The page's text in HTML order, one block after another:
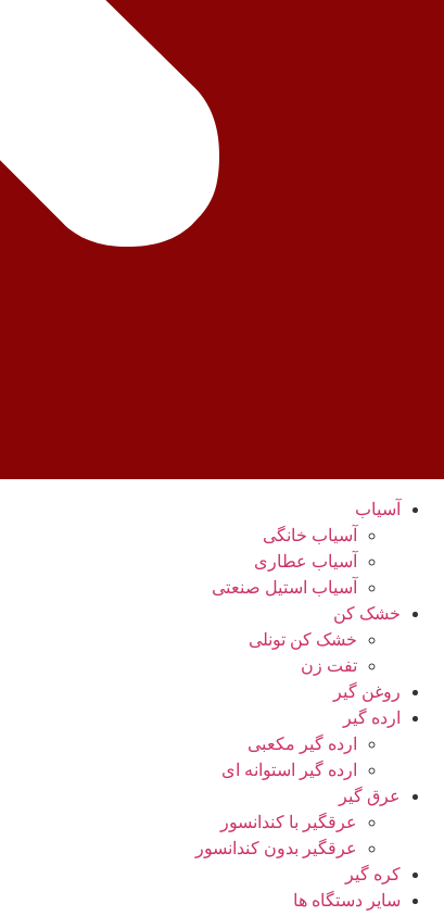
آسیاب
آسیاب خانگی
آسیاب عطاری
آسیاب استیل صنعتی
خشک کن
خشک کن تونلی
تفت زن
روغن گیر
ارده گیر
ارده گیر مکعبی
ارده گیر استوانه ای
عرق گیر
عرقگیر با کندانسور
عرقگیر بدون کندانسور
کره گیر
سایر دستگاه ها